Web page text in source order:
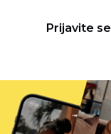
Prijavite se